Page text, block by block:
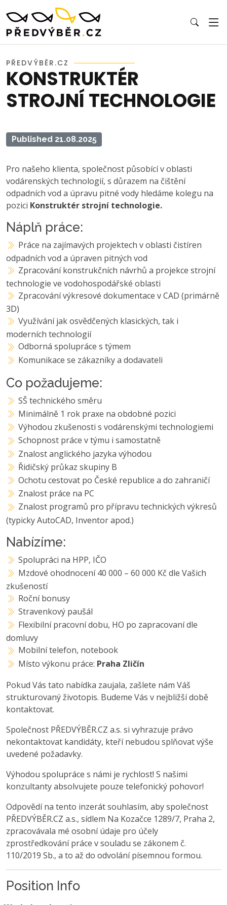
PŘEDVÝBĚR.CZ
KONSTRUKTÉR
STROJNÍ TECHNOLOGIE
Published 21.08.2025
Pro našeho klienta, společnost působící v oblasti
vodárenských technologií, s důrazem na čištění
odpadních vod a úpravu pitné vody hledáme kolegu na
pozici Konstruktér strojní technologie.
Náplň práce:
Práce na zajímavých projektech v oblasti čistíren
odpadních vod a úpraven pitných vod
Zpracování konstrukčních návrhů a projekce strojní
technologie ve vodohospodářské oblasti
Zpracování výkresové dokumentace v CAD (primárně
3D)
Využívání jak osvědčených klasických, tak i
moderních technologií
Odborná spolupráce s týmem
Komunikace se zákazníky a dodavateli
Co požadujeme:
SŠ technického směru
Minimálně 1 rok praxe na obdobné pozici
Výhodou zkušenosti s vodárenskými technologiemi
Schopnost práce v týmu i samostatně
Znalost anglického jazyka výhodou
Řidičský průkaz skupiny B
Ochotu cestovat po České republice a do zahraničí
Znalost práce na PC
Znalost programů pro přípravu technických výkresů
(typicky AutoCAD, Inventor apod.)
Nabízíme:
Spolupráci na HPP, IČO
Mzdové ohodnocení 40 000 – 60 000 Kč dle Vašich
zkušeností
Roční bonusy
Stravenkový paušál
Flexibilní pracovní dobu, HO po zapracovaní dle
domluvy
Mobilní telefon, notebook
Místo výkonu práce: Praha Zličín
Pokud Vás tato nabídka zaujala, zašlete nám Váš
strukturovaný životopis. Budeme Vás v nejbližší době
kontaktovat.
Společnost PŘEDVÝBĚR.CZ a.s. si vyhrazuje právo
nekontaktovat kandidáty, kteří nebudou splňovat výše
uvedené požadavky.
Výhodou spolupráce s námi je rychlost! S našimi
konzultanty absolvujete pouze telefonický pohovor!
Odpovědí na tento inzerát souhlasím, aby společnost
PŘEDVÝBĚR.CZ a.s., sídlem Na Kozačce 1289/7, Praha 2,
zpracovávala mé osobní údaje pro účely
zprostředkování práce v souladu se zákonem č.
110/2019 Sb., a to až do odvolání písemnou formou.
Position Info